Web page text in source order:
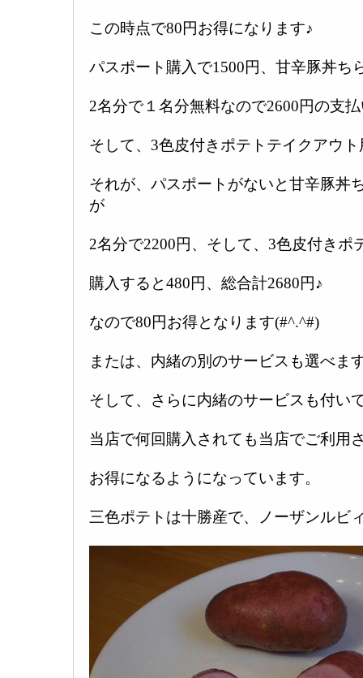
この時点で80円お得になります♪
パスポート購入で1500円、甘辛豚丼ち
2名分で１名分無料なので2600円の支
そして、3色皮付きポテトテイクアウ
それが、パスポートがないと甘辛豚丼
が
2名分で2200円、そして、3色皮付きポ
購入すると480円、総合計2680円♪
なので80円お得となります(#^.^#)
または、内緒の別のサービスも選べま
そして、さらに内緒のサービスも付い
当店で何回購入されても当店でご利用
お得になるようになっています。
三色ポテトは十勝産で、ノーザンルビ